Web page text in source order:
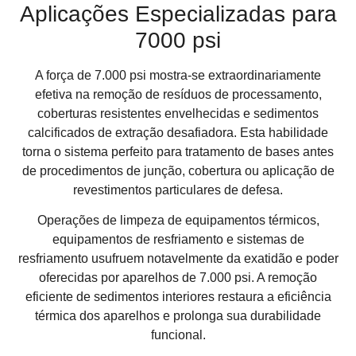
Aplicações Especializadas para
7000 psi
A força de 7.000 psi mostra-se extraordinariamente
efetiva na remoção de resíduos de processamento,
coberturas resistentes envelhecidas e sedimentos
calcificados de extração desafiadora. Esta habilidade
torna o sistema perfeito para tratamento de bases antes
de procedimentos de junção, cobertura ou aplicação de
revestimentos particulares de defesa.
Operações de limpeza de equipamentos térmicos,
equipamentos de resfriamento e sistemas de
resfriamento usufruem notavelmente da exatidão e poder
oferecidas por aparelhos de 7.000 psi. A remoção
eficiente de sedimentos interiores restaura a eficiência
térmica dos aparelhos e prolonga sua durabilidade
funcional.